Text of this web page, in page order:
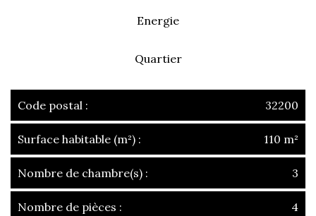
Energie
Quartier
Code postal : 32200
Surface habitable (m²) : 110 m²
Nombre de chambre(s) : 3
Nombre de pièces : 4